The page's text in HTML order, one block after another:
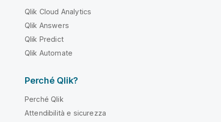
Qlik Cloud Analytics
Qlik Answers
Qlik Predict
Qlik Automate
Perché Qlik?
Perché Qlik
Attendibilità e sicurezza